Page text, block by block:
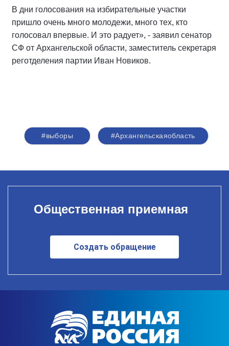
В дни голосования на избирательные участки
пришло очень много молодежи, много тех, кто
голосовал впервые. И это радует», - заявил сенатор
СФ от Архангельской области, заместитель секретаря
реготделения партии Иван Новиков.
#выборы #Архангельскаяобласть
Общественная приемная
Создать обращение